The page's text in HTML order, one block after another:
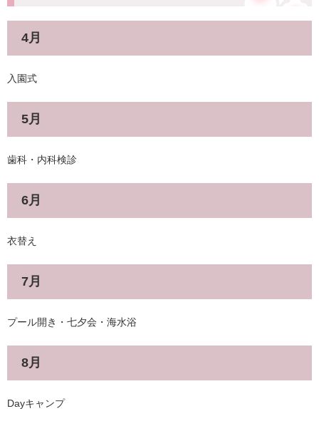
4月
入園式
5月
歯科・内科検診
6月
衣替え
7月
プール開き・七夕会・海水浴
8月
Dayキャンプ